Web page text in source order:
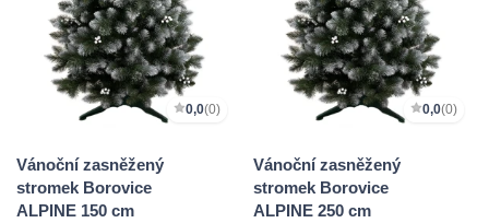
0,0(0)
Vánoční zasněžený
stromek Borovice
ALPINE 150 cm
0,0(0)
Vánoční zasněžený
stromek Borovice
ALPINE 250 cm